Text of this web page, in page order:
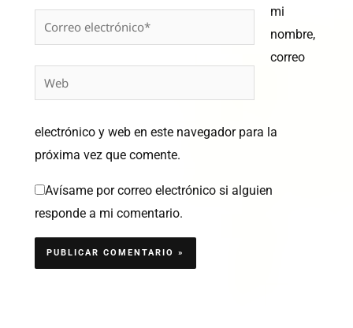
Correo
electrónico*
Web
mi
nombre,
correo
electrónico y web en este navegador para la
próxima vez que comente.
Avísame por correo electrónico si alguien
responde a mi comentario.